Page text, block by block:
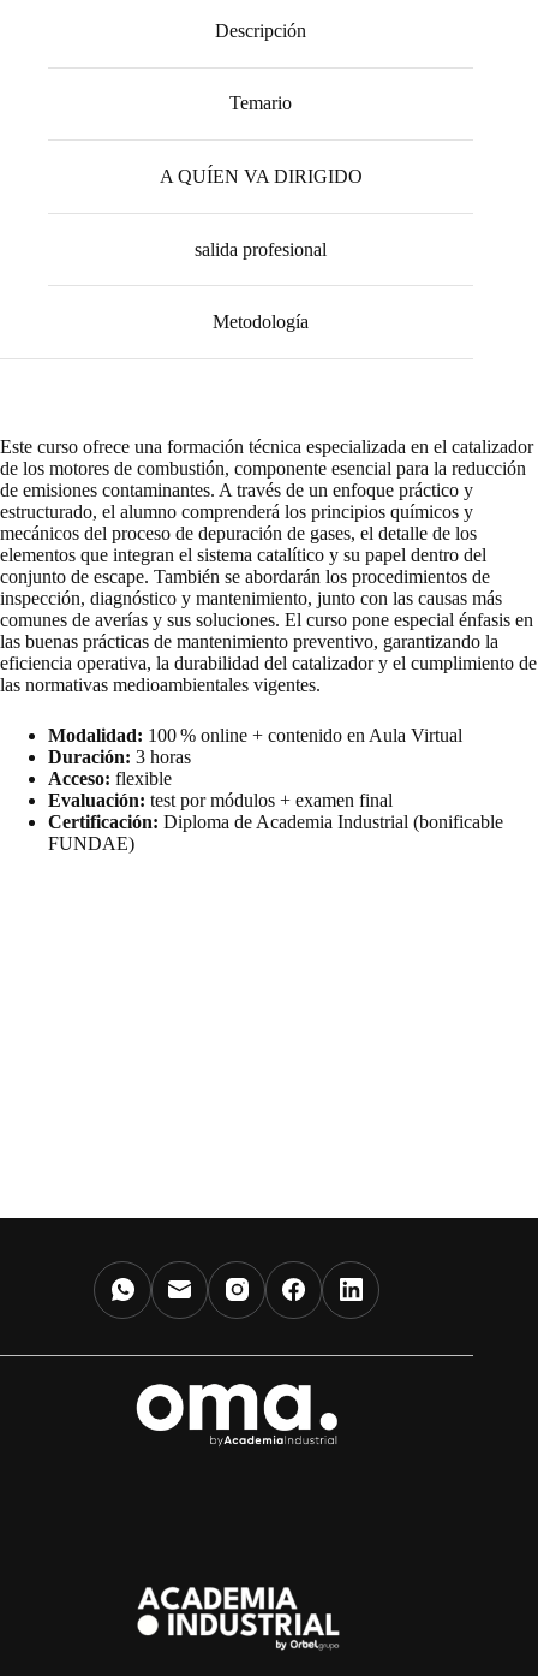
Descripción
Temario
A QUÍEN VA DIRIGIDO
salida profesional
Metodología
Este curso ofrece una formación técnica especializada en el catalizador
de los motores de combustión, componente esencial para la reducción
de emisiones contaminantes. A través de un enfoque práctico y
estructurado, el alumno comprenderá los principios químicos y
mecánicos del proceso de depuración de gases, el detalle de los
elementos que integran el sistema catalítico y su papel dentro del
conjunto de escape. También se abordarán los procedimientos de
inspección, diagnóstico y mantenimiento, junto con las causas más
comunes de averías y sus soluciones. El curso pone especial énfasis en
las buenas prácticas de mantenimiento preventivo, garantizando la
eficiencia operativa, la durabilidad del catalizador y el cumplimiento de
las normativas medioambientales vigentes.
Modalidad: 100 % online + contenido en Aula Virtual
Duración: 3 horas
Acceso: flexible
Evaluación: test por módulos + examen final
Certificación: Diploma de Academia Industrial (bonificable
FUNDAE)